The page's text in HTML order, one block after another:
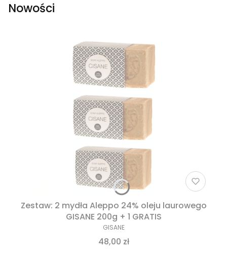
Nowości
Zestaw: 2 mydła Aleppo 24% oleju laurowego
GISANE 200g + 1 GRATIS
GISANE
48,00 zł